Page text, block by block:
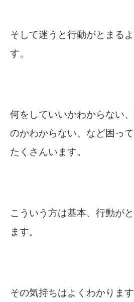
そして迷うと行動がとまる
す。
何をしていいかわからない
のかわからない、など困っ
たくさんいます。
こういう方は基本、行動が
ます。
その気持ちはよくわかります